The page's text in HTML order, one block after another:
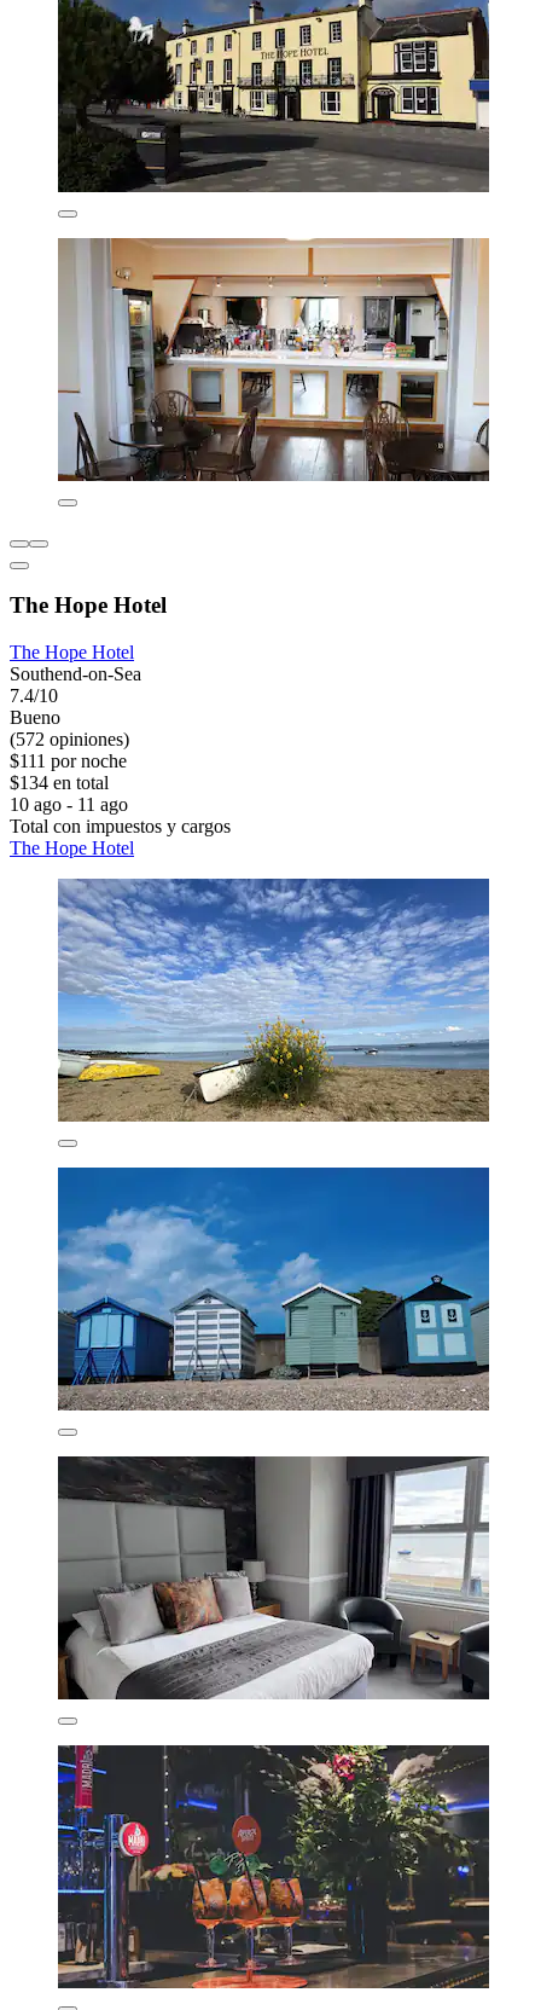
The Hope Hotel
The Hope Hotel
Southend-on-Sea
7.4/10
Bueno
(572 opiniones)
$111 por noche
$134 en total
10 ago - 11 ago
Total con impuestos y cargos
The Hope Hotel